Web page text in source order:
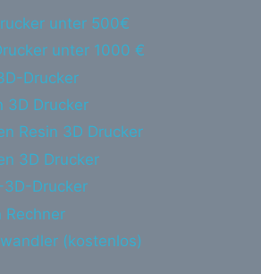
unter 500€
unter 1000 €
Drucker
3D Drucker
Resin 3D Drucker
3D Drucker
3D-Drucker
Rechner
(kostenlos)